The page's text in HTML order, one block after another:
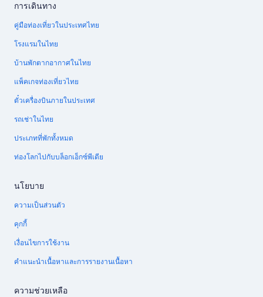
การเดินทาง
คู่มือท่องเที่ยวในประเทศไทย
โรงแรมในไทย
บ้านพักตากอากาศในไทย
แพ็คเกจท่องเที่ยวไทย
ตั๋วเครื่องบินภายในประเทศ
รถเช่าในไทย
ประเภทที่พักทั้งหมด
ท่องโลกไปกับบล็อกเอ็กซ์พีเดีย
นโยบาย
ความเป็นส่วนตัว
คุกกี้
เงื่อนไขการใช้งาน
คำแนะนำเนื้อหาและการรายงานเนื้อหา
ความช่วยเหลือ